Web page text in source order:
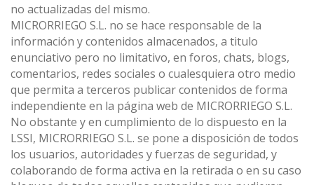
no actualizadas del mismo.
MICRORRIEGO S.L. no se hace responsable de la
información y contenidos almacenados, a titulo
enunciativo pero no limitativo, en foros, chats, blogs,
comentarios, redes sociales o cualesquiera otro medio
que permita a terceros publicar contenidos de forma
independiente en la página web de MICRORRIEGO S.L.
No obstante y en cumplimiento de lo dispuesto en la
LSSI, MICRORRIEGO S.L. se pone a disposición de todos
los usuarios, autoridades y fuerzas de seguridad, y
colaborando de forma activa en la retirada o en su caso